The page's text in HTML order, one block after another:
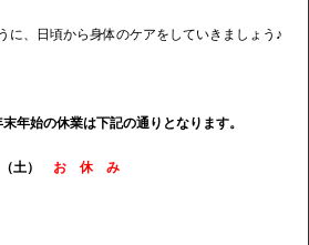
に、日頃から身体のケアをしていきましょう♪
末年始の休業は下記の通りとなります。
（土） お 休 み